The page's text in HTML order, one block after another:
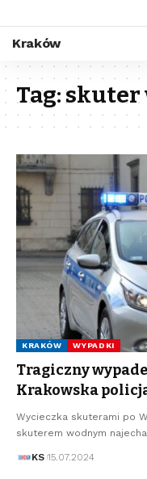
Kraków
Tag:skuter
KRAKÓW WYPADKI
Tragiczny
Krakowska
Wycieczka skuterami po
skuterem wodnym
KS 15.07.2024